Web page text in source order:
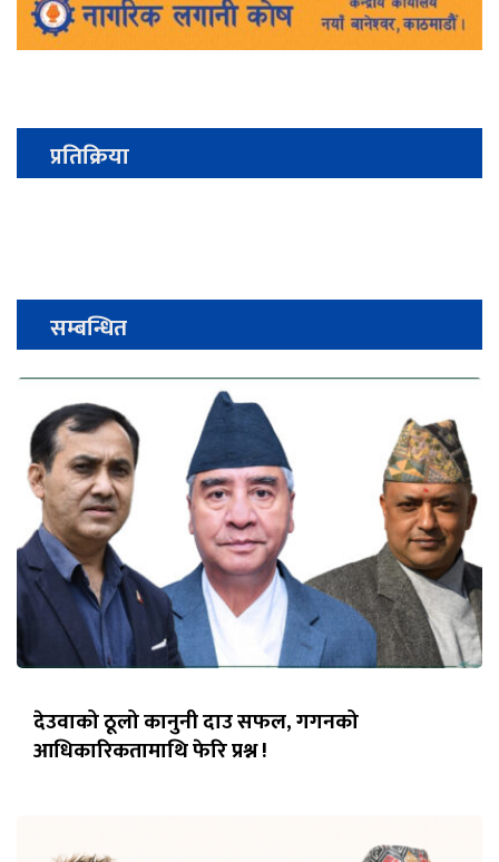
प्रतिक्रिया
सम्बन्धित
देउवाको ठूलो कानुनी दाउ सफल, गगनको
आधिकारिकतामाथि फेरि प्रश्न !